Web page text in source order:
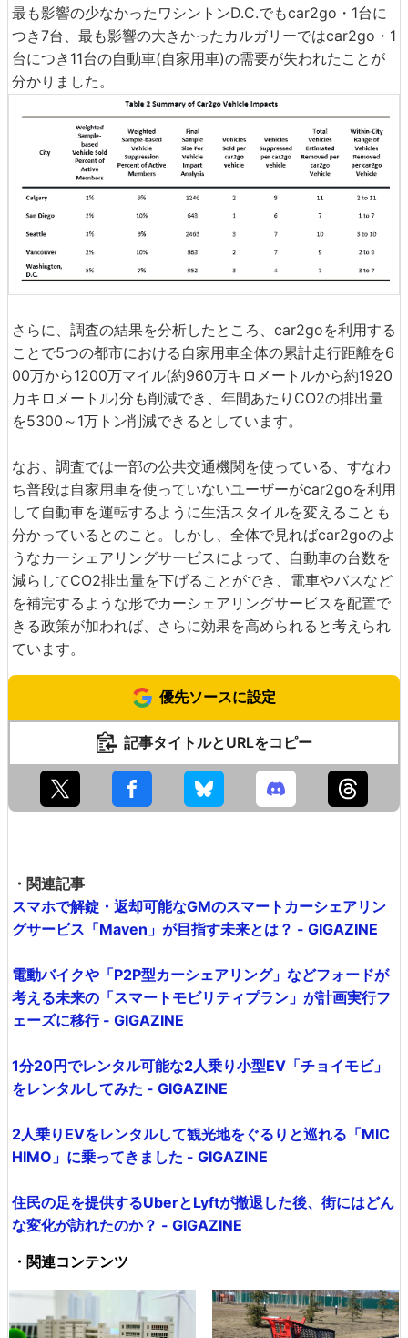
最も影響の少なかったワシントンD.C.でもcar2go・1台に
つき7台、最も影響の大きかったカルガリーではcar2go・1
台につき11台の自動車(自家用車)の需要が失われたことが
分かりました。
さらに、調査の結果を分析したところ、car2goを利用する
ことで5つの都市における自家用車全体の累計走行距離を6
00万から1200万マイル(約960万キロメートルから約1920
万キロメートル)分も削減でき、年間あたりCO2の排出量
を5300～1万トン削減できるとしています。
なお、調査では一部の公共交通機関を使っている、すなわ
ち普段は自家用車を使っていないユーザーがcar2goを利用
して自動車を運転するように生活スタイルを変えることも
分かっているとのこと。しかし、全体で見ればcar2goのよ
うなカーシェアリングサービスによって、自動車の台数を
減らしてCO2排出量を下げることができ、電車やバスなど
を補完するような形でカーシェアリングサービスを配置で
きる政策が加われば、さらに効果を高められると考えられ
ています。
優先ソースに設定
記事タイトルとURLをコピー
・関連記事
スマホで解錠・返却可能なGMのスマートカーシェアリン
グサービス「Maven」が目指す未来とは？ - GIGAZINE
電動バイクや「P2P型カーシェアリング」などフォードが
考える未来の「スマートモビリティプラン」が計画実行フ
ェーズに移行 - GIGAZINE
1分20円でレンタル可能な2人乗り小型EV「チョイモビ」
をレンタルしてみた - GIGAZINE
2人乗りEVをレンタルして観光地をぐるりと巡れる「MIC
HIMO」に乗ってきました - GIGAZINE
住民の足を提供するUberとLyftが撤退した後、街にはどん
な変化が訪れたのか？ - GIGAZINE
・関連コンテンツ